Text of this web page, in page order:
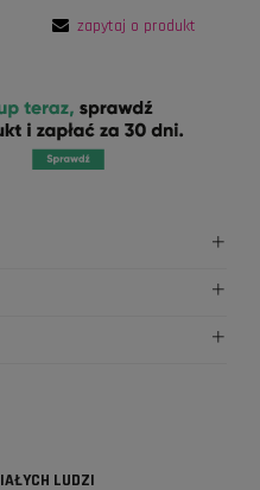
zapytaj o produkt
LUDZI